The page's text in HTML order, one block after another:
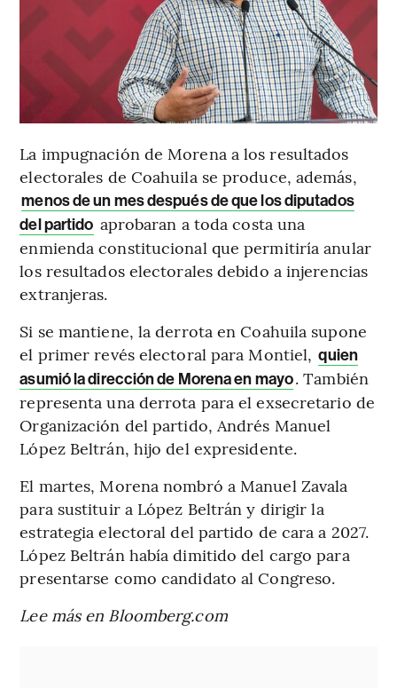
La impugnación de Morena a los resultados
electorales de Coahuila se produce, además,
menos de un mes después de que los diputados
del partido aprobaran a toda costa una
enmienda constitucional que permitiría anular
los resultados electorales debido a injerencias
extranjeras.
Si se mantiene, la derrota en Coahuila supone
el primer revés electoral para Montiel, quien
asumió la dirección de Morena en mayo. También
representa una derrota para el exsecretario de
Organización del partido, Andrés Manuel
López Beltrán, hijo del expresidente.
El martes, Morena nombró a Manuel Zavala
para sustituir a López Beltrán y dirigir la
estrategia electoral del partido de cara a 2027.
López Beltrán había dimitido del cargo para
presentarse como candidato al Congreso.
Lee más en Bloomberg.com